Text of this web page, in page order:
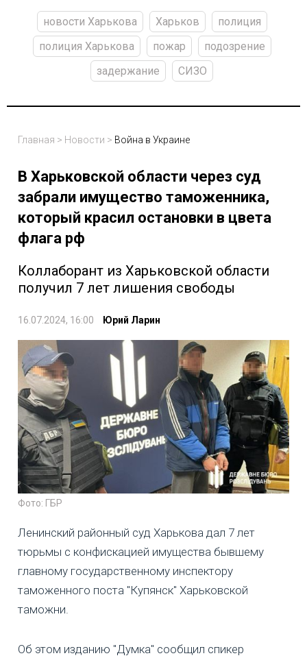
новости Харькова Харьков
полиция
полиция Харькова
пожар
подозрение
задержание
СИЗО
Главная > Новости > Война в Украине
В Харьковской области через суд
забрали имущество таможенника,
который красил остановки в цвета
флага рф
Коллаборант из Харьковской области
получил 7 лет лишения свободы
16.07.2024, 16:00 Юрий Ларин
Фото: ГБР
Ленинский районный суд Харькова дал 7 лет
тюрьмы с конфискацией имущества бывшему
главному государственному инспектору
таможенного поста "Купянск" Харьковской
таможни.
Об этом изданию "Думка" сообщил спикер